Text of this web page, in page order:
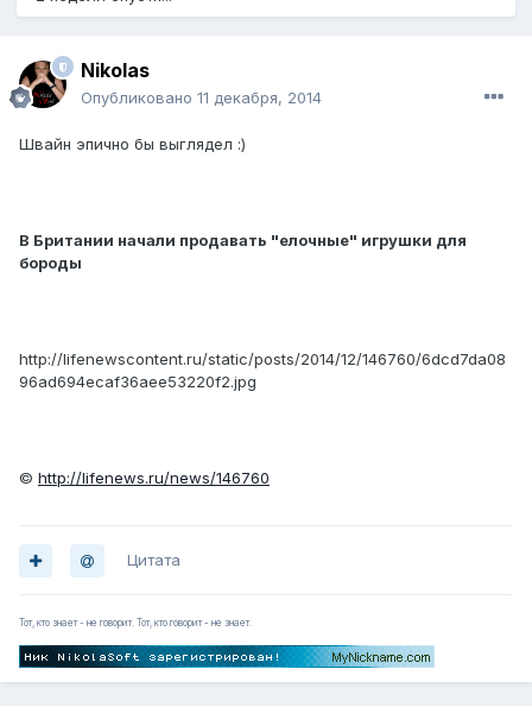
Nikolas
Опубликовано 11 декабря, 2014
Швайн эпично бы выглядел :)
В Британии начали продавать "елочные" игрушки для
бороды
http://lifenewscontent.ru/static/posts/2014/12/146760/6dcd7da08
96ad694ecaf36aee53220f2.jpg
© http://lifenews.ru/news/146760
Цитата
Тот, кто знает - не говорит. Тот, кто говорит - не знает.